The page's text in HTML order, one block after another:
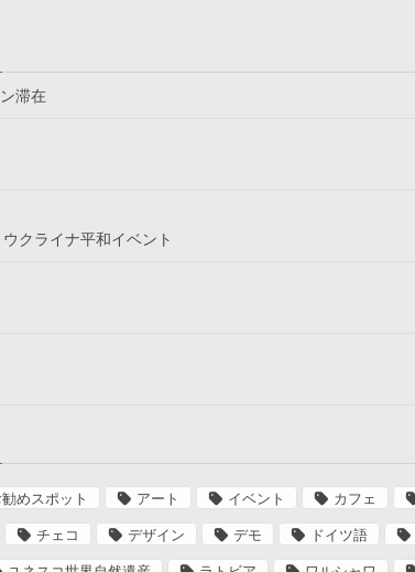
滞在
クライナ平和イベント
めスポット アート イベント カフェ
チェコ デザイン デモ ドイツ語